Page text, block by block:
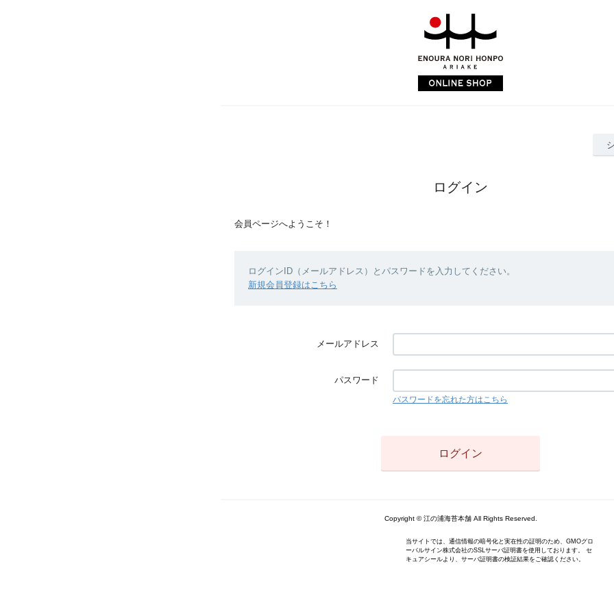
ログイン
会員ページへようこそ！
ログインID（メールアドレス）とパスワードを入力してください。
新規会員登録はこちら
メールアドレス
パスワード
パスワードを忘れた方はこちら
Copyright © 江の浦海苔本舗 All Rights Reserved.
当サイトでは、通信情報の暗号化と実在性の証明のため、GMOグロ
ーバルサイン株式会社のSSLサーバ証明書を使用しております。 セ
キュアシールより、サーバ証明書の検証結果をご確認ください。